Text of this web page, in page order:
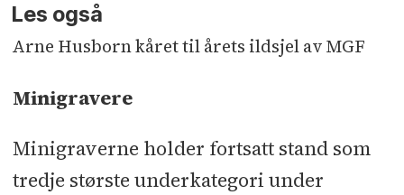
Les også
Arne Husborn kåret til årets ildsjel av MGF
Minigravere
Minigraverne holder fortsatt stand som
tredje største underkategori under